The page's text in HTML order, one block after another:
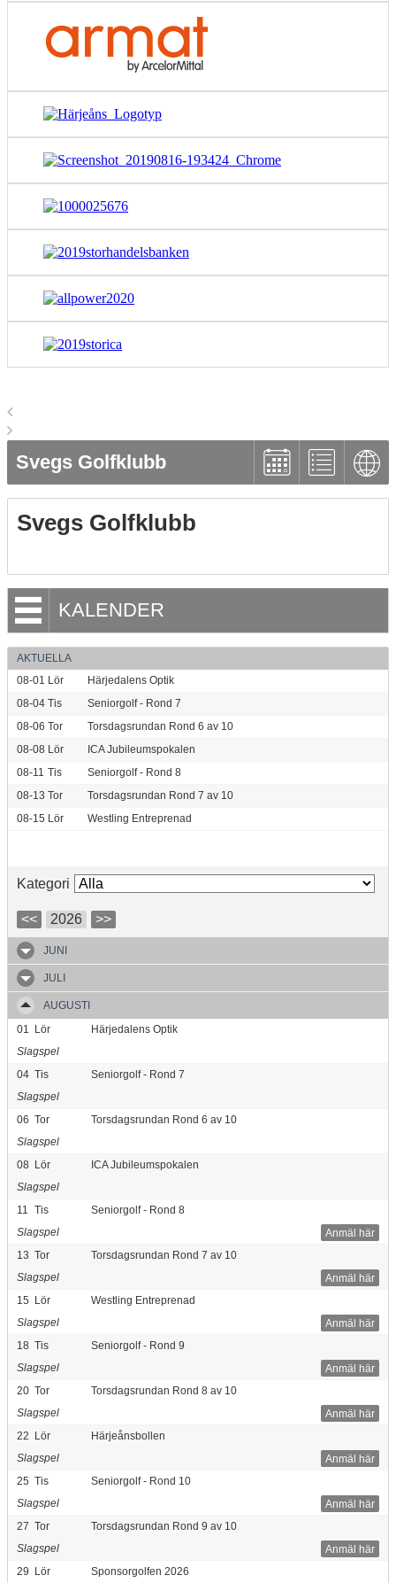
Svegs Golfklubb
Svegs Golfklubb
KALENDER
AKTUELLA
08-01 Lör
Härjedalens Optik
08-04 Tis
Seniorgolf - Rond 7
08-06 Tor
Torsdagsrundan Rond 6 av 10
08-08 Lör
ICA Jubileumspokalen
08-11 Tis
Seniorgolf - Rond 8
08-13 Tor
Torsdagsrundan Rond 7 av 10
08-15 Lör Westling Entreprenad
Kategori
<< 2026 >>
JUNI
JULI
AUGUSTI
01
Lör
Härjedalens Optik
Slagspel
04 Tis
Seniorgolf - Rond 7
Slagspel
06 Tor
Torsdagsrundan Rond 6 av 10
Slagspel
08 Lör
ICA Jubileumspokalen
Slagspel
11
Tis
Seniorgolf - Rond 8
Anmäl här
Slagspel
13 Tor
Torsdagsrundan Rond 7 av 10
Anmäl här
Slagspel
15 Lör
Westling Entreprenad
Anmäl här
Slagspel
18 Tis
Seniorgolf - Rond 9
Anmäl här
Slagspel
20 Tor
Torsdagsrundan Rond 8 av 10
Anmäl här
Slagspel
22 Lör
Härjeånsbollen
Anmäl här
Slagspel
25 Tis
Seniorgolf - Rond 10
Anmäl här
Slagspel
27 Tor
Torsdagsrundan Rond 9 av 10
Anmäl här
Slagspel
29 Lör
Sponsorgolfen 2026